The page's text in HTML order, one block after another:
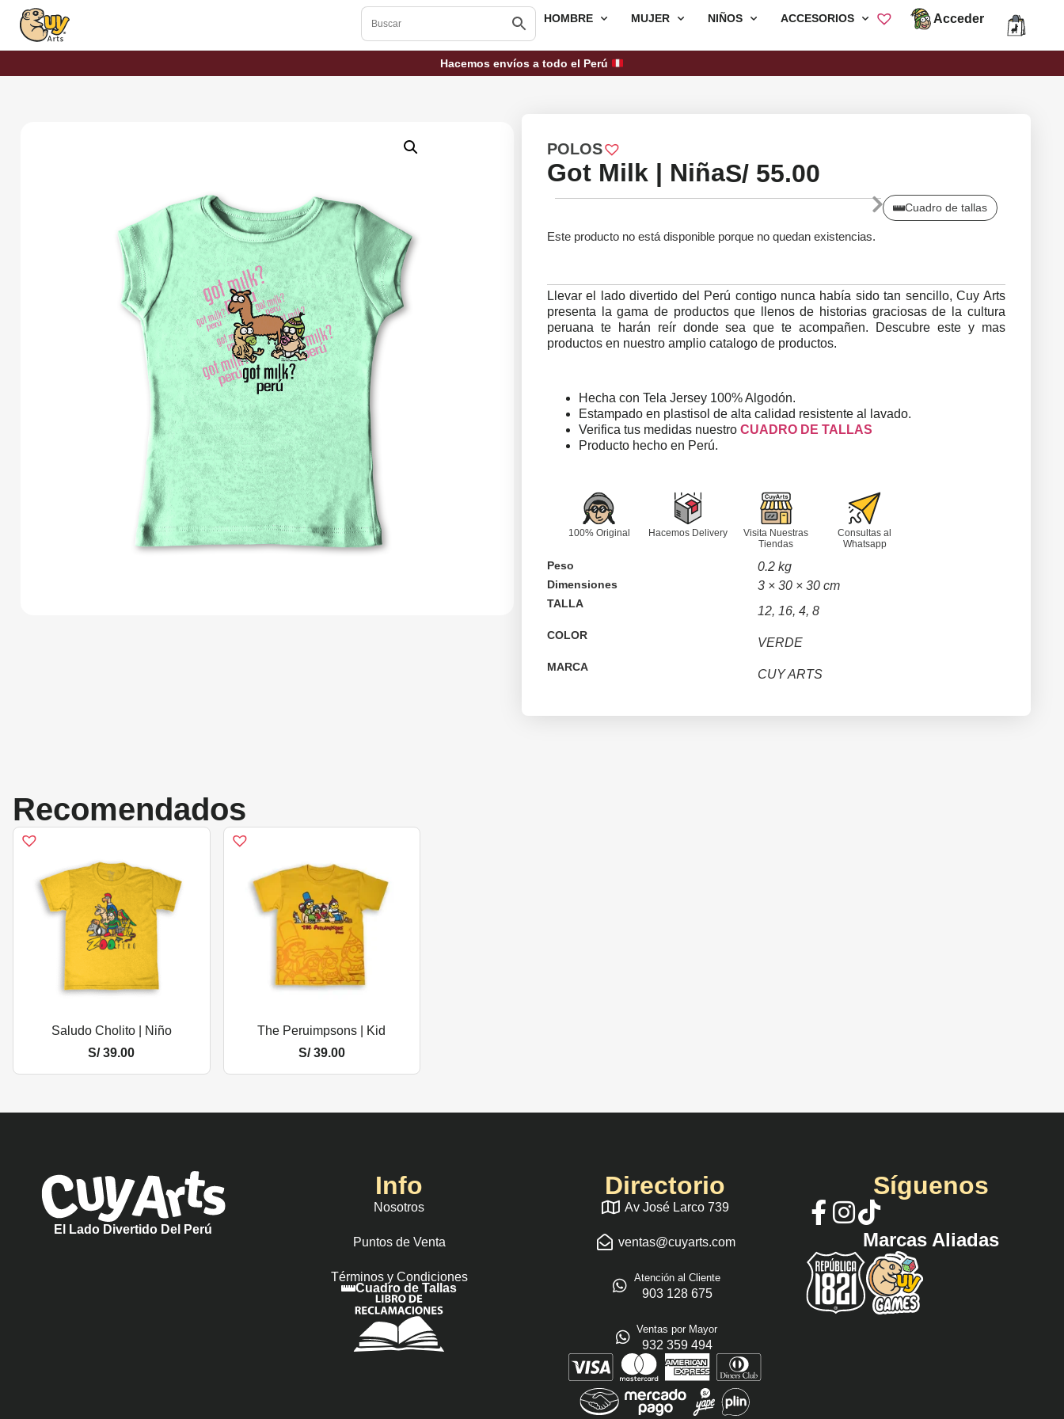
HOMBRE MUJER NIÑOS ACCESORIOS Acceder
Hacemos envíos a todo el Perú
POLOS
Got Milk | NiñaS/55.00
Cuadro de tallas
Este producto no está disponible porque no quedan existencias.
Llevar el lado divertido del Perú contigo nunca había sido tan sencillo, Cuy Arts
presenta la gama de productos que llenos de historias graciosas de la cultura
peruana te harán reír donde sea que te acompañen. Descubre este y mas
productos en nuestro amplio catalogo de productos.
Hecha con Tela Jersey 100% Algodón.
Estampado en plastisol de alta calidad resistente al lavado.
Verifica tus medidas nuestro CUADRO DE TALLAS
Producto hecho en Perú.
100% Original Hacemos Delivery
Visita Nuestras
Tiendas
Consultas al
Whatsapp
Peso 0.2 kg
Dimensiones 3 × 30 × 30 cm
TALLA
12, 16, 4, 8
COLOR
VERDE
MARCA
CUY ARTS
Recomendados
Saludo Cholito | Niño
S/39.00
The Peruimpsons | Kid
S/39.00
El Lado Divertido Del Perú
Info
Nosotros
Puntos de Venta
Términos y Condiciones
Cuadro de Tallas
Directorio
Av José Larco 739
ventas@cuyarts.com
Atención al Cliente
903 128 675
Ventas por Mayor
932 359 494
Síguenos
Marcas Aliadas